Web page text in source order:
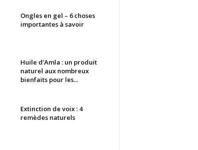
Ongles en gel – 6 choses
importantes à savoir
Huile d’Amla : un produit
naturel aux nombreux
bienfaits pour les...
Extinction de voix : 4
remèdes naturels